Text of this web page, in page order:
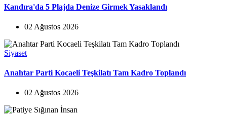
Kandıra'da 5 Plajda Denize Girmek Yasaklandı
02 Ağustos 2026
Siyaset
Anahtar Parti Kocaeli Teşkilatı Tam Kadro Toplandı
02 Ağustos 2026